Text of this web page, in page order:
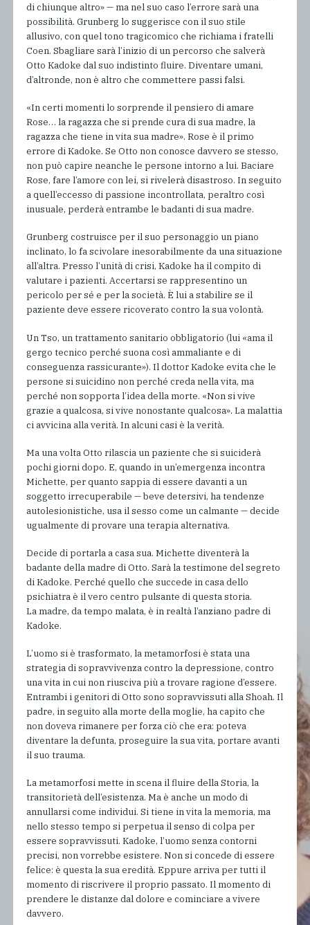
di chiunque altro» — ma nel suo caso l’errore sarà una
possibilità. Grunberg lo suggerisce con il suo stile
allusivo, con quel tono tragicomico che richiama i fratelli
Coen. Sbagliare sarà l’inizio di un percorso che salverà
Otto Kadoke dal suo indistinto fluire. Diventare umani,
d’altronde, non è altro che commettere passi falsi.
«In certi momenti lo sorprende il pensiero di amare
Rose… la ragazza che si prende cura di sua madre, la
ragazza che tiene in vita sua madre». Rose è il primo
errore di Kadoke. Se Otto non conosce davvero se stesso,
non può capire neanche le persone intorno a lui. Baciare
Rose, fare l’amore con lei, si rivelerà disastroso. In seguito
a quell’eccesso di passione incontrollata, peraltro così
inusuale, perderà entrambe le badanti di sua madre.
Grunberg costruisce per il suo personaggio un piano
inclinato, lo fa scivolare inesorabilmente da una situazione
all’altra. Presso l’unità di crisi, Kadoke ha il compito di
valutare i pazienti. Accertarsi se rappresentino un
pericolo per sé e per la società. È lui a stabilire se il
paziente deve essere ricoverato contro la sua volontà.
Un Tso, un trattamento sanitario obbligatorio (lui «ama il
gergo tecnico perché suona così ammaliante e di
conseguenza rassicurante»). Il dottor Kadoke evita che le
persone si suicidino non perché creda nella vita, ma
perché non sopporta l’idea della morte. «Non si vive
grazie a qualcosa, si vive nonostante qualcosa». La malattia
ci avvicina alla verità. In alcuni casi è la verità.
Ma una volta Otto rilascia un paziente che si suiciderà
pochi giorni dopo. E, quando in un’emergenza incontra
Michette, per quanto sappia di essere davanti a un
soggetto irrecuperabile — beve detersivi, ha tendenze
autolesionistiche, usa il sesso come un calmante — decide
ugualmente di provare una terapia alternativa.
Decide di portarla a casa sua. Michette diventerà la
badante della madre di Otto. Sarà la testimone del segreto
di Kadoke. Perché quello che succede in casa dello
psichiatra è il vero centro pulsante di questa storia.
La madre, da tempo malata, è in realtà l’anziano padre di
Kadoke.
L’uomo si è trasformato, la metamorfosi è stata una
strategia di sopravvivenza contro la depressione, contro
una vita in cui non riusciva più a trovare ragione d’essere.
Entrambi i genitori di Otto sono sopravvissuti alla Shoah. Il
padre, in seguito alla morte della moglie, ha capito che
non doveva rimanere per forza ciò che era: poteva
diventare la defunta, proseguire la sua vita, portare avanti
il suo trauma.
La metamorfosi mette in scena il fluire della Storia, la
transitorietà dell’esistenza. Ma è anche un modo di
annullarsi come individui. Si tiene in vita la memoria, ma
nello stesso tempo si perpetua il senso di colpa per
essere sopravvissuti. Kadoke, l’uomo senza contorni
precisi, non vorrebbe esistere. Non si concede di essere
felice: è questa la sua eredità. Eppure arriva per tutti il
momento di riscrivere il proprio passato. Il momento di
prendere le distanze dal dolore e cominciare a vivere
davvero.